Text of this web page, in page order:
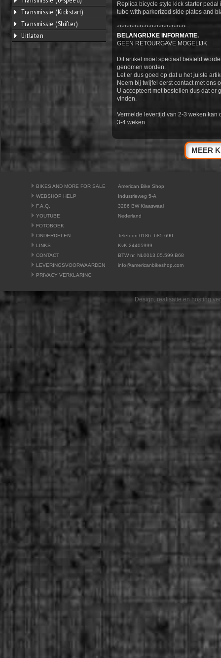
Transmissie (Kickstart)
Transmissie (Shifter)
Uitlaten
Replica bicycle style kick starter
tube with parkerized side plates and
****************************
BELANGRIJKE INFORMATIE.
GEEN RETOURGAVE MOGELIJK.
Dit artikel moet speciaal besteld
genomen worden.
Let er dus goed op dat u het juiste
Neem bij twijfel eerst contact met ons
U accepteert met bestellen dus dat er
vinden.
Vermelde levertijd van 2-3 weken kan
3-4 weken.
MEER
BIKES AND MORE FOR SALE
WEBSHOP HELP
F.A.Q.
YOUTUBE
FOTOBOEK
ONDERDELEN
LINKS
CONTACT
LEVERINGSVOORWAARDEN
PRIVACY VERKLARING
American Bike Shop
Industrieweg 5-A
3286 BW Klaaswaal
Nederland
Telefoon 0186- 685 690
KvK 24405999
BTW nr. NL0013.05.599.B68
info@americanbikeshop.com
Design, realisatie en hosting